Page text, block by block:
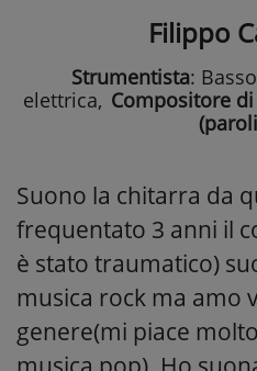
Filippo
Strumentista:
elettrica, Compositore
Suono la chitarra da
frequentato 3 anni il
è stato traumatico)
musica rock ma amo
genere(mi piace